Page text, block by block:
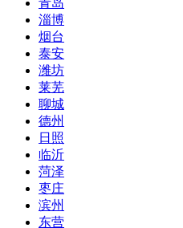
淄博
烟台
泰安
潍坊
莱芜
聊城
德州
日照
临沂
菏泽
枣庄
滨州
东营